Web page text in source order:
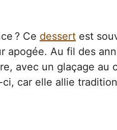
? Ce dessert est
apogée. Au fil des
avec un glaçage au
ci, car elle allie